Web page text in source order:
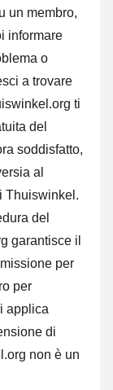
un membro,
informare
o
a trovare
ti
del
soddisfatto,
al
Thuiswinkel.
del
garantisce il
per
per
applica
di
non è un